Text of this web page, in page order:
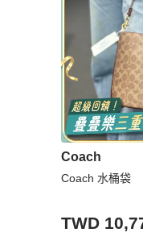
Coach
Coach 水桶袋
TWD